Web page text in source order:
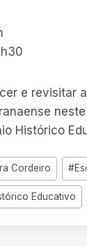
e revisitar
Histórico
Cordeiro #
Educativo